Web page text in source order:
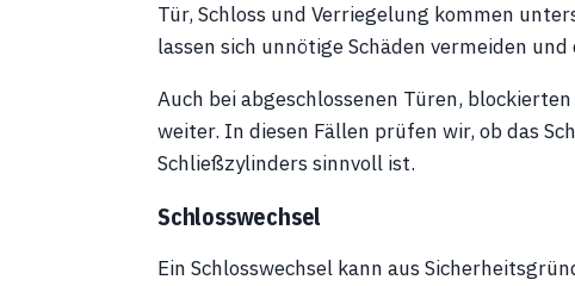
Tür, Schloss und Verriegelung kommen
lassen sich unnötige Schäden vermeiden
Auch bei abgeschlossenen Türen,
weiter. In diesen Fällen prüfen wir, ob das
Schließzylinders sinnvoll ist.
Schlosswechsel
Ein Schlosswechsel kann aus